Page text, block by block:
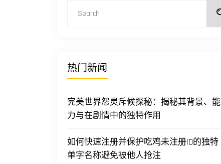
热门新闻
完美世界怨灵斥候探秘：揭秘其背景、能
力与在剧情中的独特作用
如何快速注册并保护吃鸡未注册ID的独特
单字名称避免被他人抢注